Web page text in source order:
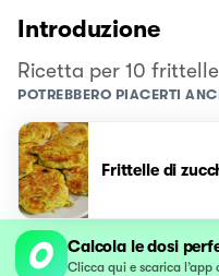
Introduzione
Ricetta per 10
POTREBBERO PIACERTI
Frittelle di
Calcola le dosi
Clicca qui e scarica l’app